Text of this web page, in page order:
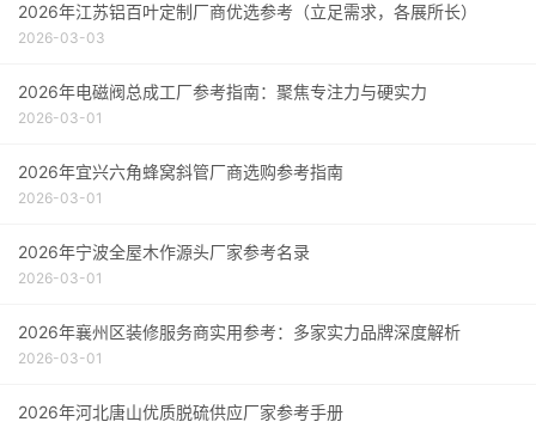
2026年江苏铝百叶定制厂商优选参考（立足需求，各展所长）
2026-03-03
2026年电磁阀总成工厂参考指南：聚焦专注力与硬实力
2026-03-01
2026年宜兴六角蜂窝斜管厂商选购参考指南
2026-03-01
2026年宁波全屋木作源头厂家参考名录
2026-03-01
2026年襄州区装修服务商实用参考：多家实力品牌深度解析
2026-03-01
2026年河北唐山优质脱硫供应厂家参考手册